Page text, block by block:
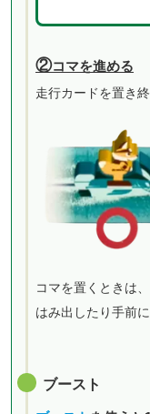
②コマを進める
走行カードを置き
コマを置くときは
はみ出したり手前
ブースト